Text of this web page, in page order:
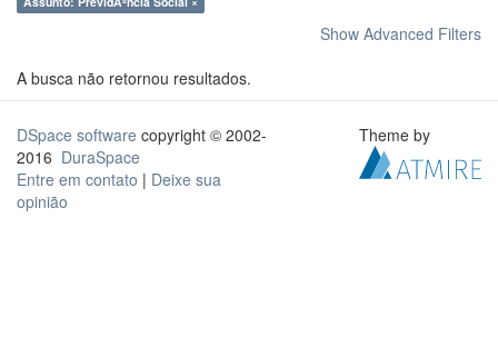
Show Advanced Filters
A busca não retornou resultados.
DSpace software copyright © 2002-
2016 DuraSpace
Entre em contato | Deixe sua
opinião
Theme by